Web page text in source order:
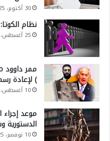
30 أكتوبر، 2025
نظام
25 أغسطس، 2025
) لإعادة
10 أغسطس، 2025
موعد إجراء
الدستورية
10 نوفمبر، 2025